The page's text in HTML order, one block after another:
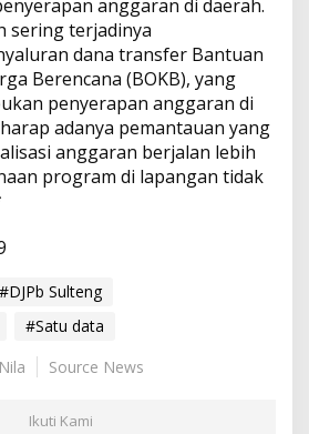
anggaran di daerah.
sering terjadinya
dana transfer Bantuan
Berencana (BOKB), yang
penyerapan anggaran di
adanya pemantauan yang
anggaran berjalan lebih
program di lapangan tidak
#DJPb Sulteng
#Satu data
Source News
Ikuti Kami